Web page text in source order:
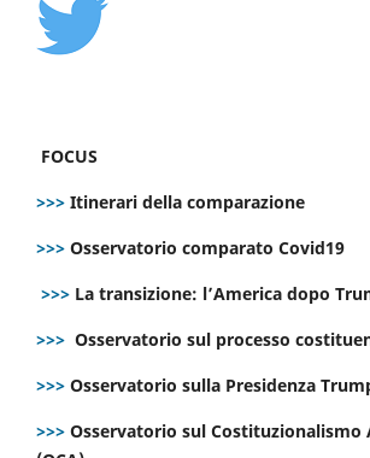
FOCUS
>>> Itinerari della comparazione
>>> Osservatorio comparato Covid19
>>> La transizione: l’America dopo
>>> Osservatorio sul processo
>>> Osservatorio sulla Presidenza
>>> Osservatorio sul Costituzionalismo